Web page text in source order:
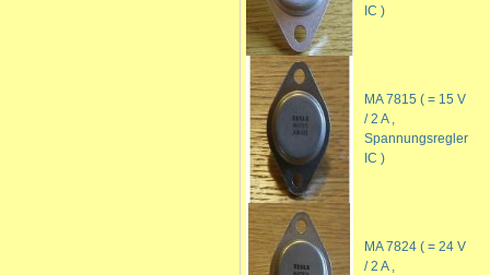
IC )
MA 7815 ( = 15 V
/ 2 A ,
Spannungsregler
IC )
MA 7824 ( = 24 V
/ 2 A ,